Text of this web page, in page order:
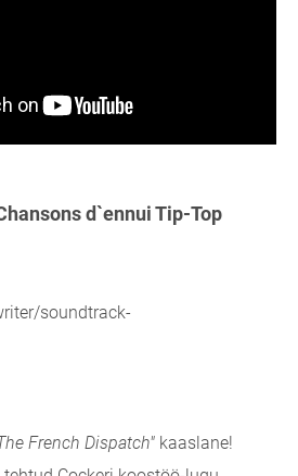
d`ennui Tip-Top
soundtrack-
French Dispatch" kaaslane!